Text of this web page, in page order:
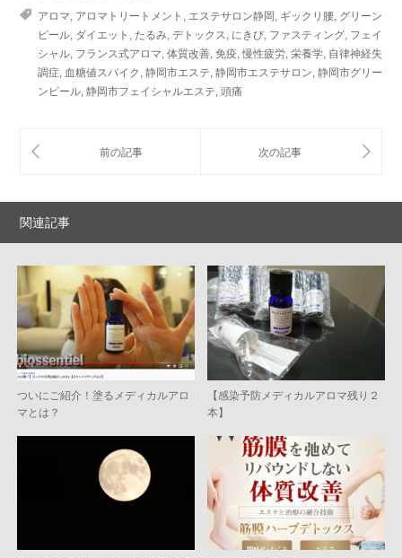
アロマ アロマトリートメント エステサロン静岡 ギックリ腰 グリーン
ピール ダイエット たるみ デトックス にきび ファスティング フェイ
シャル フランス式アロマ 体質改善 免疫 慢性疲労 栄養学 自律神経失
調症 血糖値スパイク 静岡市エステ 静岡市エステサロン 静岡市グリー
ンピール 静岡市フェイシャルエステ 頭痛
関連記事
ついにご紹介！塗るメディカルアロ
マとは？
【感染予防メディカルアロマ残り２
本】